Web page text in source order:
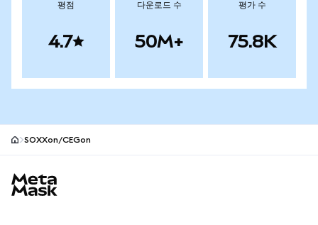
평점
4.7
다운로드 수
50M+
평가 수
75.8K
SOXXon/CEGon